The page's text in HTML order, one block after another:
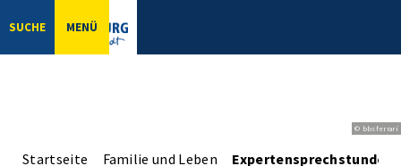
SUCHE MENÜ
© bbsferrari
Startseite Familie und Leben Expertensprechstunde